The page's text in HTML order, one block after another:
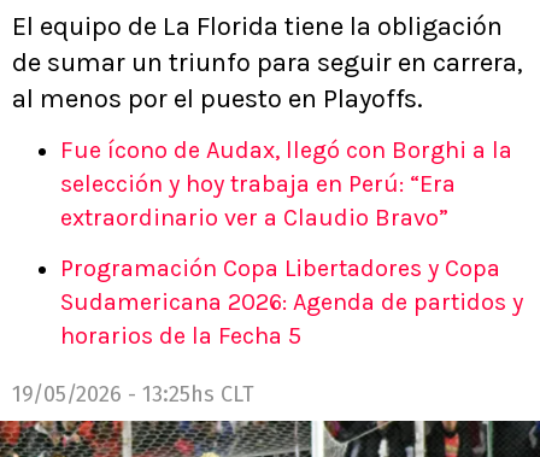
El equipo de La Florida tiene la obligación
de sumar un triunfo para seguir en carrera,
al menos por el puesto en Playoffs.
Fue ícono de Audax, llegó con Borghi a la
selección y hoy trabaja en Perú: “Era
extraordinario ver a Claudio Bravo”
Programación Copa Libertadores y Copa
Sudamericana 2026: Agenda de partidos y
horarios de la Fecha 5
19/05/2026 - 13:25hs CLT